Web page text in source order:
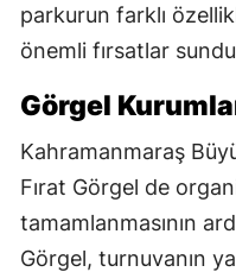
parkurun farklı
önemli fırsatlar
Görgel
Kahramanmaraş
Fırat Görgel de
tamamlanmasının
Görgel, turnuvanın